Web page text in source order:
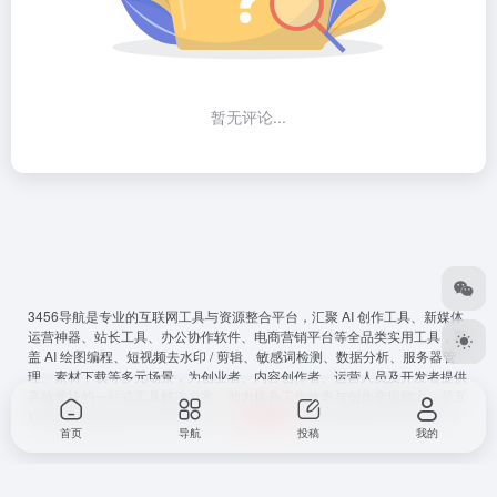
暂无评论...
3456导航是专业的互联网工具与资源整合平台，汇聚 AI 创作工具、新媒体
运营神器、站长工具、办公协作软件、电商营销平台等全品类实用工具，覆
盖 AI 绘图编程、短视频去水印 / 剪辑、敏感词检测、数据分析、服务器管
理、素材下载等多元场景，为创业者、内容创作者、运营人员及开发者提供
高效便捷的一站式工具解决方案，助力提升工作效率与创作变现能力，是互
联网从必备的宝藏工具导航平台。
：鲁ICP备2024128794号-4
首页 导航 投稿 我的